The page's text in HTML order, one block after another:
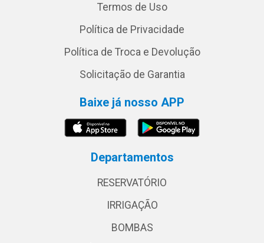
Termos de Uso
Política de Privacidade
Política de Troca e Devolução
Solicitação de Garantia
Baixe já nosso APP
Departamentos
RESERVATÓRIO
IRRIGAÇÃO
BOMBAS